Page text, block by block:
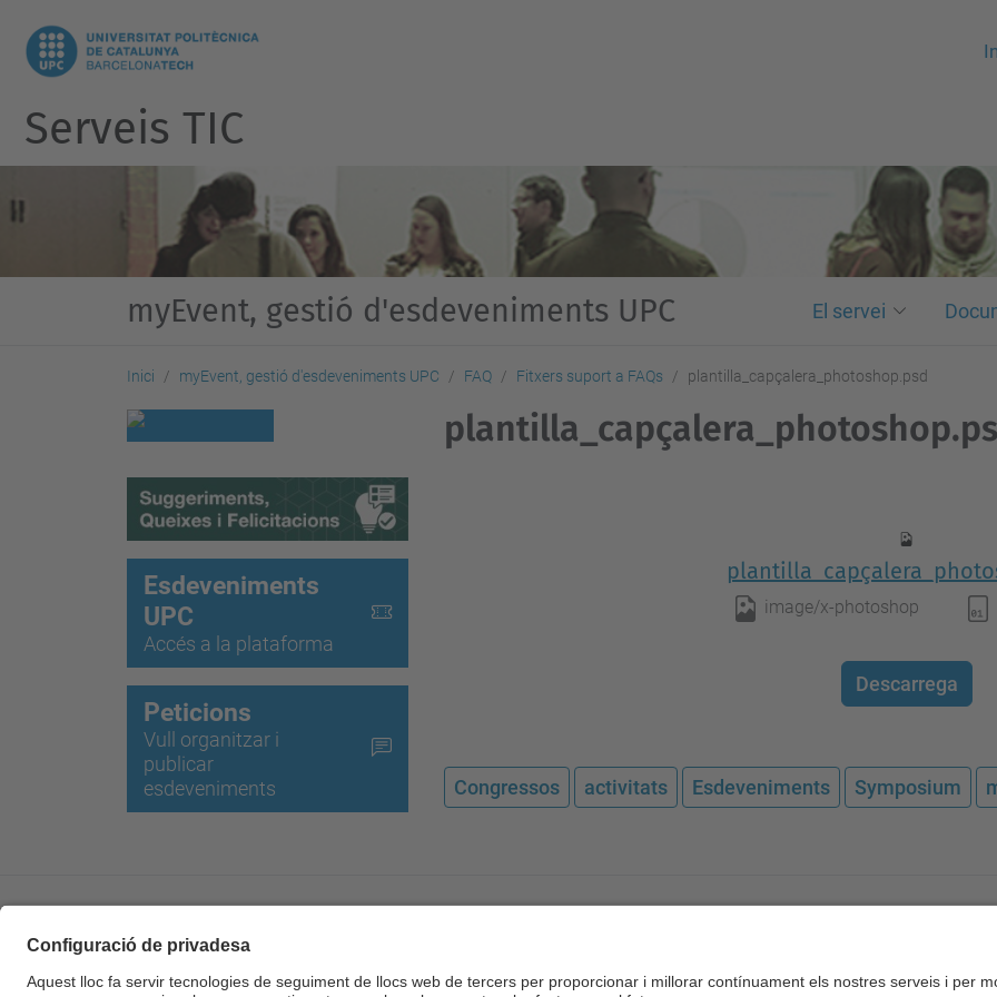
Serveis TIC
myEvent, gestió d'esdeveniments UPC El servei
Inici myEvent, gestió d'esdeveniments UPC FAQ Fitxers suport a FAQs plantilla_capçalera_photoshop.psd
image/x-photoshop
Descarrega
Congressos activitats Esdeveniments Symposium
Esdeveniments
UPC
Accés a la plataforma
Peticions
Vull organitzar i
publicar
esdeveniments